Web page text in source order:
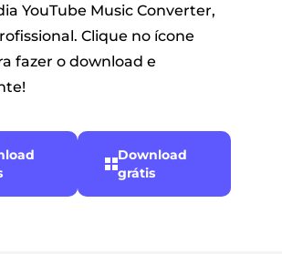
YouTube Music Converter,
Clique no ícone
fazer o download e
Download
grátis